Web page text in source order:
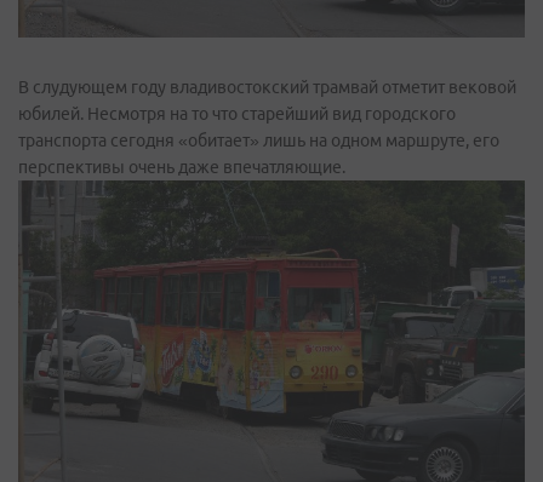
В слудующем году владивостокский трамвай отметит вековой
юбилей. Несмотря на то что старейший вид городского
транспорта сегодня «обитает» лишь на одном маршруте, его
перспективы очень даже впечатляющие.